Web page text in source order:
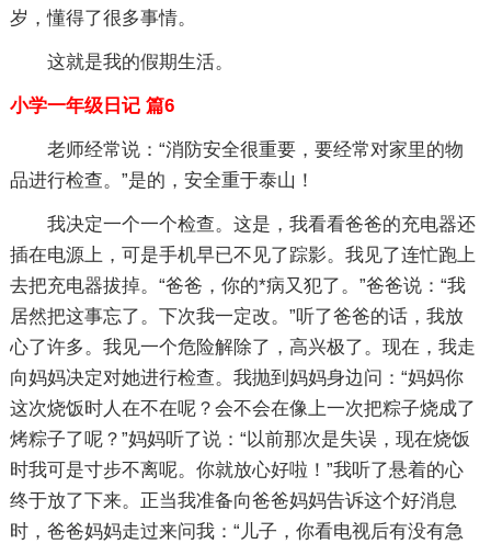
岁，懂得了很多事情。
这就是我的假期生活。
小学一年级日记 篇6
老师经常说：“消防安全很重要，要经常对家里的物
品进行检查。”是的，安全重于泰山！
我决定一个一个检查。这是，我看看爸爸的充电器还
插在电源上，可是手机早已不见了踪影。我见了连忙跑上
去把充电器拔掉。“爸爸，你的*病又犯了。”爸爸说：“我
居然把这事忘了。下次我一定改。”听了爸爸的话，我放
心了许多。我见一个危险解除了，高兴极了。现在，我走
向妈妈决定对她进行检查。我抛到妈妈身边问：“妈妈你
这次烧饭时人在不在呢？会不会在像上一次把粽子烧成了
烤粽子了呢？”妈妈听了说：“以前那次是失误，现在烧饭
时我可是寸步不离呢。你就放心好啦！”我听了悬着的心
终于放了下来。正当我准备向爸爸妈妈告诉这个好消息
时，爸爸妈妈走过来问我：“儿子，你看电视后有没有急